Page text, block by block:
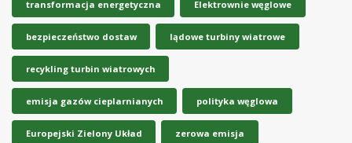
transformacja energetyczna Elektrownie węglowe
bezpieczeństwo dostaw lądowe turbiny wiatrowe
recykling turbin wiatrowych
emisja gazów cieplarnianych polityka węglowa
Europejski Zielony Układ zerowa emisja